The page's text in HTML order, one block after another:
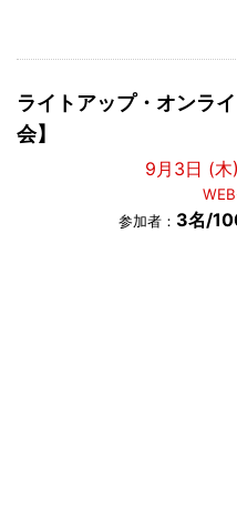
ライトアップ・オンラ
会】
9月3日 (木
参加者： 3名/